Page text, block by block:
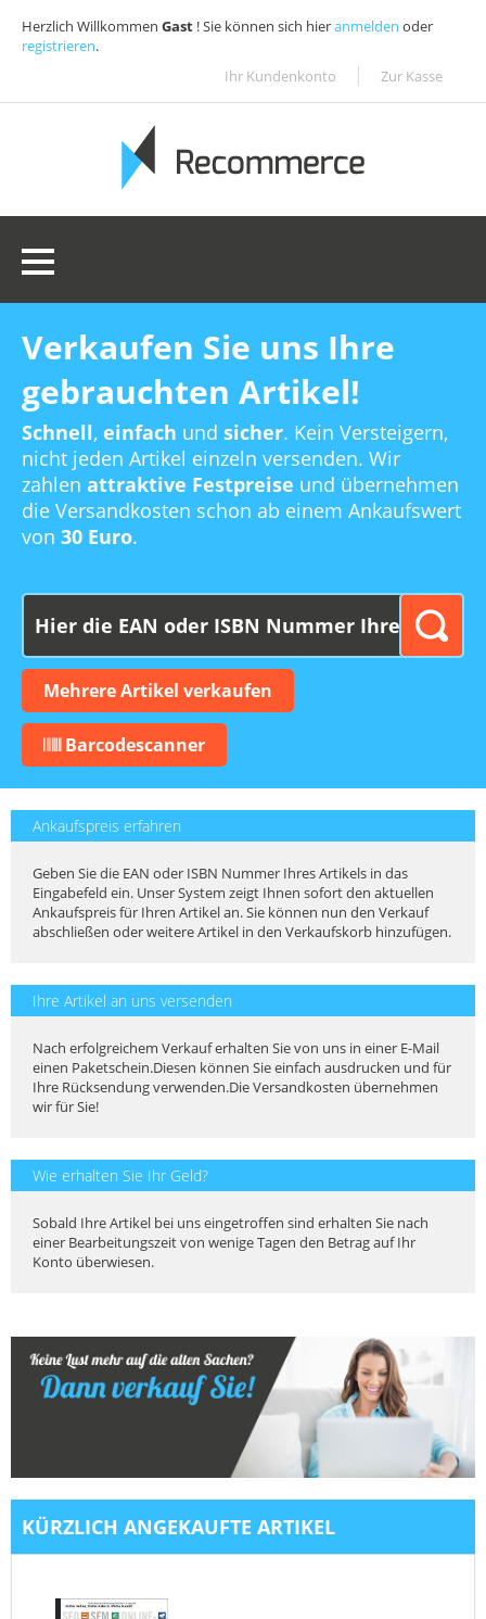
Herzlich Willkommen Gast ! Sie können sich hieranmelden oder
registrieren.
Ihr Kundenkonto
Zur Kasse
Verkaufen Sie uns Ihre
gebrauchten Artikel!
Schnell, einfach und sicher. Kein Versteigern,
nicht jeden Artikel einzeln versenden. Wir
zahlen attraktive Festpreise und übernehmen
die Versandkosten schon ab einem Ankaufswert
von 30 Euro.
Mehrere Artikel verkaufen
Barcodescanner
Ankaufspreis erfahren
Geben Sie die EAN oder ISBN Nummer Ihres Artikels in das
Eingabefeld ein. Unser System zeigt Ihnen sofort den aktuellen
Ankaufspreis für Ihren Artikel an. Sie können nun den Verkauf
abschließen oder weitere Artikel in den Verkaufskorb hinzufügen.
Ihre Artikel an uns versenden
Nach erfolgreichem Verkauf erhalten Sie von uns in einer E-Mail
einen Paketschein.Diesen können Sie einfach ausdrucken und für
Ihre Rücksendung verwenden.Die Versandkosten übernehmen
wir für Sie!
Wie erhalten Sie Ihr Geld?
Sobald Ihre Artikel bei uns eingetroffen sind erhalten Sie nach
einer Bearbeitungszeit von wenige Tagen den Betrag auf Ihr
Konto überwiesen.
KÜRZLICH ANGEKAUFTE ARTIKEL